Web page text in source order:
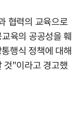
협력의 교육으로
육의 공공성을 훼
행식 정책에 대해
것"이라고 경고했